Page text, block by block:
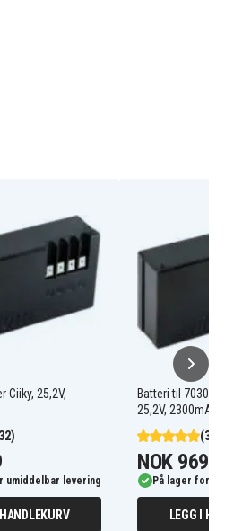
Ciiky, 25,2V,
umiddelbar levering
Batteri til 7030DE0 for
25,2V, 2300mAh
(32)
NOK 969
På lager for
LEGG I